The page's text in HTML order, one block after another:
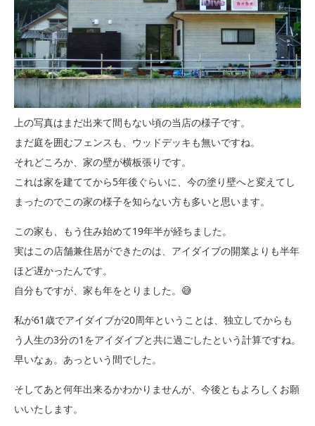
上の写真はまだ出来て間もない頃の当店の様子です。
まだ庭を囲むフェンスも、ウッドデッキも無いですね。
それどころか、家の壁が横板張りです。
これは家を建ててから5年後ぐらいに、今の塗り壁へと変えてし
まったのでこの家の様子を知らない方も多いと思います。
この家も、もう住み始めて19年半が経ちました。
実はこの店舗兼住居ができたのは、アイダイブの開業よりも半年
ほど遅かったんです。
自分もですが、家も年をとりました。😅
私が61歳でアイダイブが20周年ということは、独立してからも
う人生の3分の1をアイダイブと共に過ごしたという計算ですね。
早いなぁ。あっという間でした。
そしてあと何年出来るかわかりませんが、今後ともよろしくお願
いいたします。